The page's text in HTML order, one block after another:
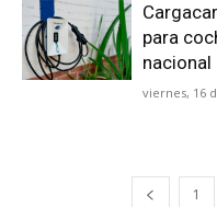
para
nacional
viernes, 16
1